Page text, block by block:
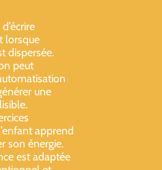
lorsque
dispersée.
peut
une
apprend
son énergie.
est adaptée